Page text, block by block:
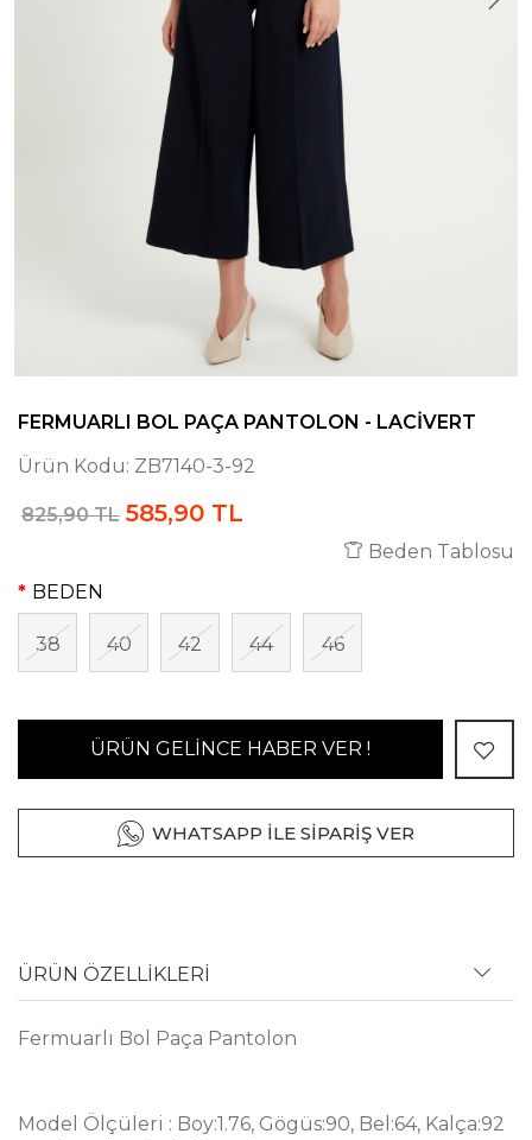
FERMUARLI BOL PAÇA PANTOLON - LACIVERT
Ürün Kodu: ZB7140-3-92
825,90 TL 585,90 TL
Beden Tablosu
BEDEN
38 40 42 44 46
ÜRÜN GELİNCE HABER VER !
WHATSAPP İLE SİPARİŞ VER
ÜRÜN ÖZELLİKLERİ
Fermuarlı Bol Paça Pantolon
Model Ölçüleri : Boy:1.76, Gögüs:90, Bel:64, Kalça:92